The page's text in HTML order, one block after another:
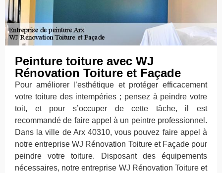
Peinture toiture avec WJ
Rénovation Toiture et Façade
Pour améliorer l’esthétique et protéger efficacement
votre toiture des intempéries ; pensez à peindre votre
toit, et pour s’occuper de cette tâche, il est
recommandé de faire appel à un peintre professionnel.
Dans la ville de Arx 40310, vous pouvez faire appel à
notre entreprise WJ Rénovation Toiture et Façade pour
peindre votre toiture. Disposant des équipements
nécessaires, notre entreprise WJ Rénovation Toiture et